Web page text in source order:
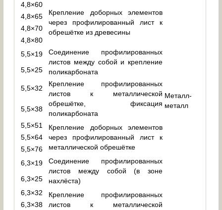
4,8×60
Крепление доборных элементов
через профилированный лист к
обрешётке из древесины
4,8×65
4,8×70
4,8×80
5,5×19
Соединение профилированных
листов между собой и крепление
поликарбоната
Металл-
металл
5,5×25
5,5×32
Крепление профилированных
листов к металлической
обрешётке, фиксация
поликарбоната
5,5×38
5,5×51
Крепление доборных элементов
через профилированный лист к
металлической обрешётке
5,5×64
5,5×76
6,3×19
Соединение профилированных
листов между собой (в зоне
нахлёста)
6,3×25
6,3×32
Крепление профилированных
листов к металлической
6,3×38